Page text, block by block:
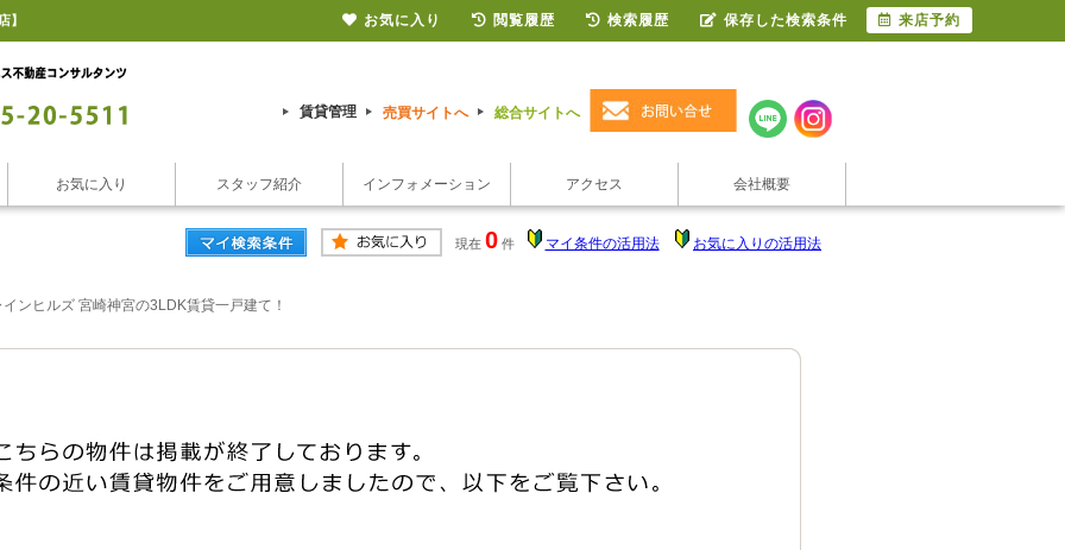
】
賃貸管理 売買サイトへ 総合サイトへ
お気に入り スタッフ紹介 インフォメーション アクセス 会社概要
現在 0 件 マイ条件の活用法 お気に入りの活用法
ンヒルズ 宮崎神宮の3LDK賃貸一戸建て！
お気に入り 閲覧履歴 検索履歴 保存した検索条件 来店予約